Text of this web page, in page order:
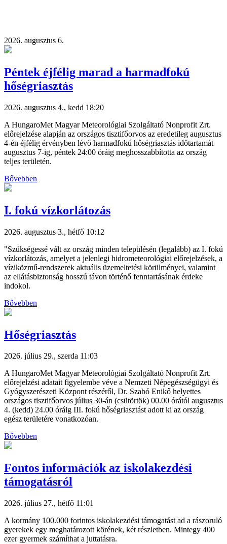
2026. augusztus 6.
Péntek éjfélig marad a harmadfokú
hőségriasztás
2026. augusztus 4., kedd 18:20
A HungaroMet Magyar Meteorológiai Szolgáltató Nonprofit Zrt.
előrejelzése alapján az országos tisztifőorvos az eredetileg augusztus
4-én éjfélig érvényben lévő harmadfokú hőségriasztás időtartamát
augusztus 7-ig, péntek 24:00 óráig meghosszabbította az ország
teljes területén.
Bővebben
I. fokú vízkorlátozás
2026. augusztus 3., hétfő 10:12
"Szükségessé vált az ország minden településén (legalább) az I. fokú
vízkorlátozás, amelyet a jelenlegi hidrometeorológiai előrejelzések, a
víziközmű-rendszerek aktuális üzemeltetési körülményei, valamint
az ellátásbiztonság hosszú távon történő fenntartásának érdeke
indokol.
Bővebben
Hőségriasztás
2026. július 29., szerda 11:03
A HungaroMet Magyar Meteorológiai Szolgáltató Nonprofit Zrt.
előrejelzési adatait figyelembe véve a Nemzeti Népegészségügyi és
Gyógyszerészeti Központ részéről, Dr. Szabó Enikő helyettes
országos tisztifőorvos július 30-án (csütörtök) 00.00 órától augusztus
4. (kedd) 24.00 óráig III. fokú hőségriasztást adott ki az ország
egész területére vonatkozóan.
Bővebben
Fontos információk az iskolakezdési
támogatásról
2026. július 27., hétfő 11:01
A kormány 100.000 forintos iskolakezdési támogatást ad a rászoruló
gyerekek egy meghatározott körének, két részletben. Mintegy 400
ezer gyermek számíthat a juttatásra.